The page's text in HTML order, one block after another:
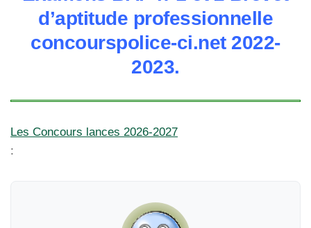
d’aptitude professionnelle
concourspolice-ci.net 2022-
2023.
Les Concours lances 2026-2027
: